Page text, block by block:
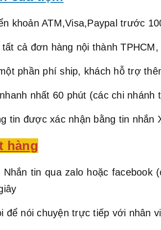
khoản ATM,Visa,Paypal trước
tất cả đơn hàng nội thành
phần phí ship, khách hỗ trợ
nhất 60 phút (các chi
tin được xác nhận bằng tin nhắn
hàng
Nhắn tin qua zalo hoặc
để nói chuyện trực tiếp với nhân